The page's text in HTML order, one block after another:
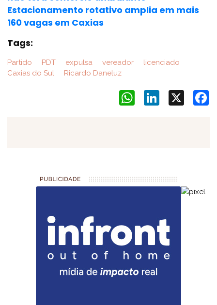
Estacionamento rotativo amplia em mais
160 vagas em Caxias
Tags:
Partido PDT expulsa vereador
licenciado
Caxias do Sul
Ricardo Daneluz
LinkedIn
WhatsApp